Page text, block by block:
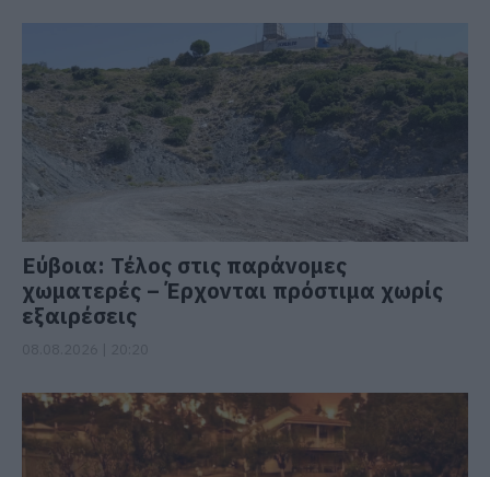
Εύβοια: Τέλος στις παράνομες
χωματερές – Έρχονται πρόστιμα χωρίς
εξαιρέσεις